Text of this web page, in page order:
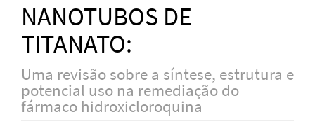
NANOTUBOS DE
TITANATO:
Uma revisão sobre a síntese, estrutura e
potencial uso na remediação do
fármaco hidroxicloroquina